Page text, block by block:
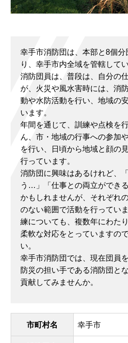
幸手市消防団は、本部と8個分
り、幸手市内全域を管轄してい
消防団員は、普段は、自分の
が、火災や風水害時には、消
動や水防活動を行い、地域の
います。
年間を通じて、訓練や点検を
ん、市・地域の行事への参加
を行い、日頃から地域と顔の
行っています。
消防団に興味はあるけれど、
う…」「仕事との両立ができ
かもしれませんが、それぞれ
のない範囲で活動を行ってい
練についても、複数年にわた
柔軟な対応をとっていますの
い。
幸手市消防団では、現在団員
防災の担い手である消防団と
貢献してみませんか。
市町村名 幸手市